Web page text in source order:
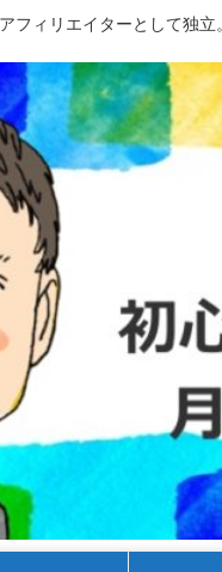
フィリエイターとして独